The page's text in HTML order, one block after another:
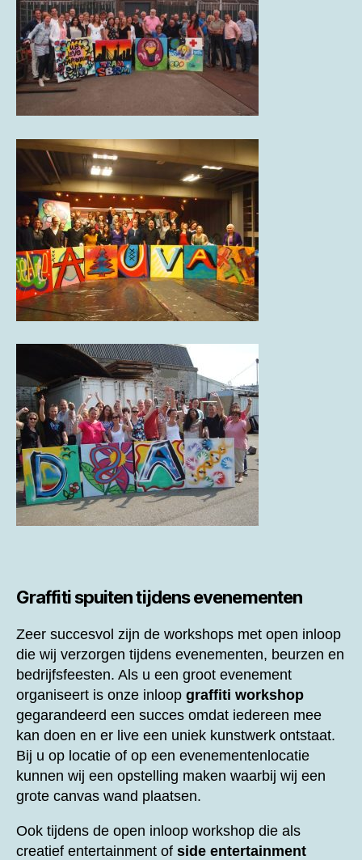
Graffiti spuiten tijdens evenementen
Zeer succesvol zijn de workshops met open inloop
die wij verzorgen tijdens evenementen, beurzen en
bedrijfsfeesten. Als u een groot evenement
organiseert is onze inloop graffiti workshop
gegarandeerd een succes omdat iedereen mee
kan doen en er live een uniek kunstwerk ontstaat.
Bij u op locatie of op een evenementenlocatie
kunnen wij een opstelling maken waarbij wij een
grote canvas wand plaatsen.
Ook tijdens de open inloop workshop die als
creatief entertainment of side entertainment